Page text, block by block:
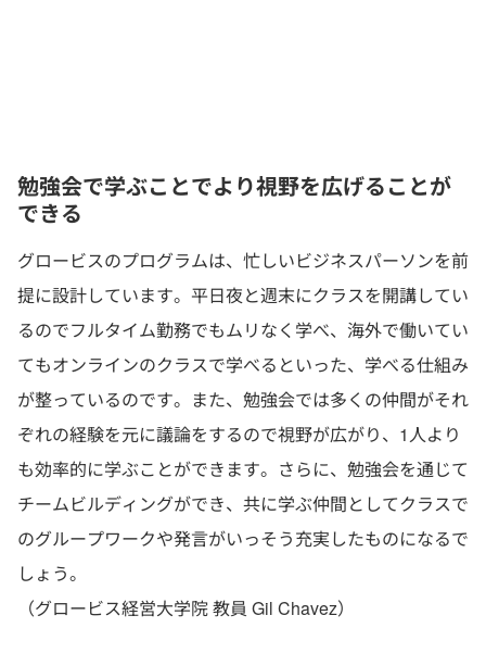
勉強会で学ぶことでより視野を広げることが
できる
グロービスのプログラムは、忙しいビジネスパーソンを前
提に設計しています。平日夜と週末にクラスを開講してい
るのでフルタイム勤務でもムリなく学べ、海外で働いてい
てもオンラインのクラスで学べるといった、学べる仕組み
が整っているのです。また、勉強会では多くの仲間がそれ
ぞれの経験を元に議論をするので視野が広がり、1人より
も効率的に学ぶことができます。さらに、勉強会を通じて
チームビルディングができ、共に学ぶ仲間としてクラスで
のグループワークや発言がいっそう充実したものになるで
しょう。
（グロービス経営大学院 教員 Gil Chavez）